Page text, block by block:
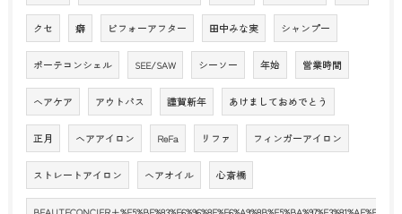
クセ 癖 ビフォーアフター 田中みな実 シャンプー
ボーテコンシェル SEE/SAW シーソー 年始 営業時間
ヘアケア アウトバス 謹賀新年 あけましておめでとう
正月 ヘアアイロン ReFa リファ フィンガーアイロン
ストレートアイロン ヘアオイル 心斎橋